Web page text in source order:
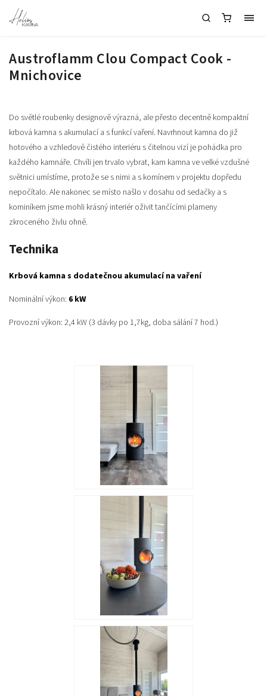
Austroflamm Clou Compact Cook -
Mnichovice
Do světlé roubenky designově výrazná, ale přesto decentně kompaktní
krbová kamna s akumulací a s funkcí vaření. Navrhnout kamna do již
hotového a vzhledově čistého interiéru s čitelnou vizí je pohádka pro
každého kamnáře. Chvíli jen trvalo vybrat, kam kamna ve velké vzdušné
světnici umístíme, protože se s nimi a s komínem v projektu dopředu
nepočítalo. Ale nakonec se místo našlo v dosahu od sedačky a s
kominíkem jsme mohli krásný interiér oživit tančícími plameny
zkroceného živlu ohně.
Technika
Krbová kamna s dodatečnou akumulací na vaření
Nominální výkon: 6 kW
Provozní výkon: 2,4 kW (3 dávky po 1,7kg, doba sálání 7 hod.)